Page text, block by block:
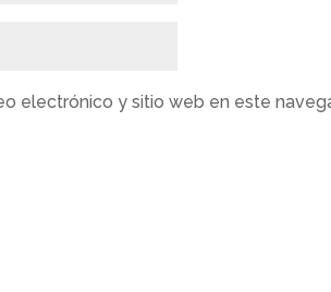
electrónico y sitio web en este